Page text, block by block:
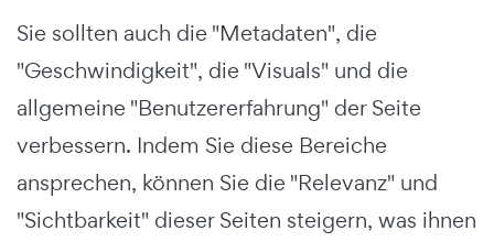
Sie sollten auch die "Metadaten", die
"Geschwindigkeit", die "Visuals" und die
allgemeine "Benutzererfahrung" der Seite
verbessern. Indem Sie diese Bereiche
ansprechen, können Sie die "Relevanz" und
"Sichtbarkeit" dieser Seiten steigern, was ihnen